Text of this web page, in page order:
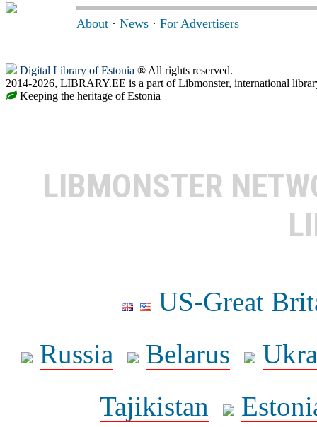
About · News · For Advertisers
Digital Library of Estonia ® All rights reserved.
2014-2026, LIBRARY.EE is a part of Libmonster, international
Keeping the heritage of Estonia
LIBMONSTER
US-Great
Russia
Belarus
Tajikistan